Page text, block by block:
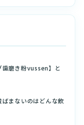
歯磨き粉vussen】と
まないのはどんな飲